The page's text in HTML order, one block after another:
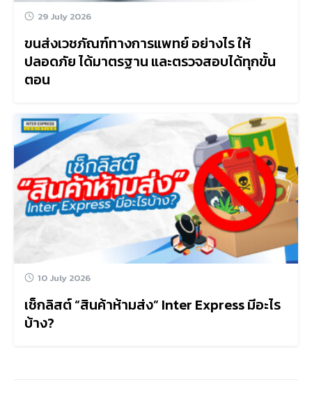
29 July 2026
ขนส่งเวชภัณฑ์ทางการแพทย์ อย่างไร ให้
ปลอดภัย ได้มาตรฐาน และตรวจสอบได้ทุกขั้น
ตอน
10 July 2026
เช็กลิสต์ “สินค้าห้ามส่ง” Inter Express มีอะไร
บ้าง?